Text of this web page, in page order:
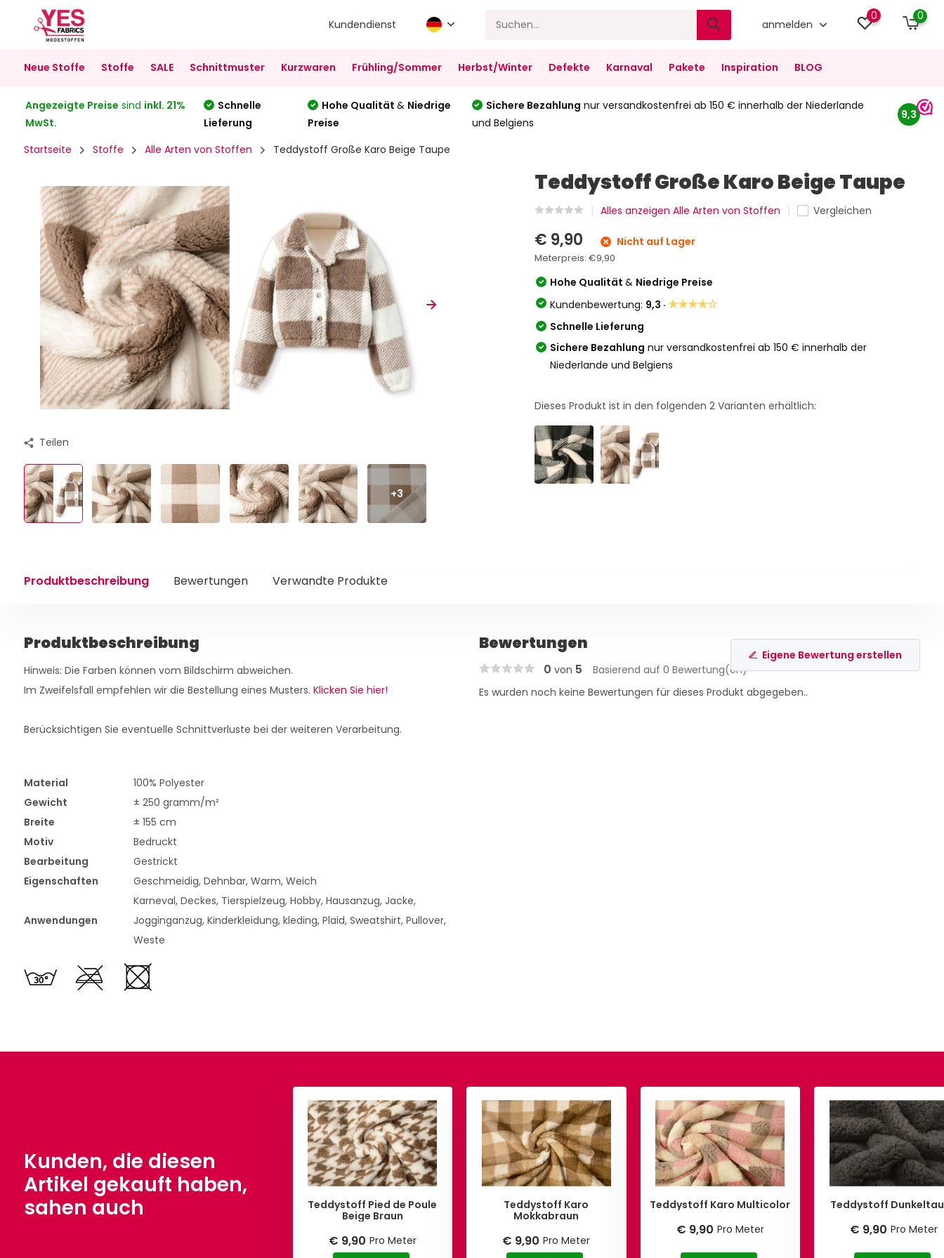
Kundendienst anmelden
0 0
Neue Stoffe Stoffe SALE Schnittmuster Kurzwaren Frühling/Sommer Herbst/Winter Defekte Karnaval Pakete Inspiration BLOG
Angezeigte Preise sind inkl. 21%
MwSt.
Schnelle
Lieferung
Hohe Qualität& Niedrige
Preise
Sichere Bezahlung nur versandkostenfrei ab 150 € innerhalb der Niederlande
und Belgiens
9,3
Startseite Stoffe Alle Arten von Stoffen Teddystoff Große Karo Beige Taupe
Teilen
+3
Teddystoff Große Karo Beige Taupe
Alles anzeigen Alle Arten von Stoffen Vergleichen
€ 9,90 Nicht auf Lager
Meterpreis:€9,90
Hohe Qualität& Niedrige Preise
Kundenbewertung: 9,3 ·★★★★☆
Schnelle Lieferung
Sichere Bezahlung nur versandkostenfrei ab 150 € innerhalb der
Niederlande und Belgiens
Dieses Produkt ist in den folgenden2 Varianten erhältlich:
Produktbeschreibung Bewertungen Verwandte Produkte
Produktbeschreibung
Hinweis: Die Farben können vom Bildschirm abweichen.
Im Zweifelsfall empfehlen wir die Bestellung eines Musters. Klicken Sie hier!
Berücksichtigen Sie eventuelle Schnittverluste bei der weiteren Verarbeitung.
Material
100% Polyester
Gewicht
± 250 gramm/m²
Breite
± 155 cm
Motiv
Bedruckt
Bearbeitung
Gestrickt
Eigenschaften
Geschmeidig, Dehnbar, Warm, Weich
Anwendungen
Karneval, Deckes, Tierspielzeug, Hobby, Hausanzug, Jacke,
Jogginganzug, Kinderkleidung, kleding, Plaid, Sweatshirt, Pullover,
Weste
Bewertungen
0 von 5 Basierend auf 0 Bewertung(en)
Eigene Bewertung erstellen
Es wurden noch keine Bewertungen für dieses Produkt abgegeben..
Kunden, die diesen
Artikel gekauft haben,
sahen auch
Teddystoff Pied de Poule
Beige Braun
€ 9,90 Pro Meter
Teddystoff Karo
Mokkabraun
€ 9,90 Pro Meter
Teddystoff Karo Multicolor
€ 9,90 Pro Meter
Teddystoff
€ 9,90 Pro Meter